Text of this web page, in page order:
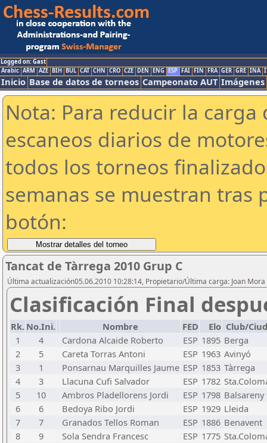
Logged on: Gast
Arabic ARM AZE BIH BUL CAT CHN CRO CZE DEN ENG ESP FAI FIN FRA GER GRE INA
Inicio Base de datos de torneos Campeonato AUT Imágenes
Nota: Para reducir la
escaneos diarios de
todos los torneos
semanas se muestran tras
botón:
Tancat de Tàrrega 2010 Grup C
Última actualización05.06.2010 10:28:14, Propietario/Última carga: Joan
Clasificación Final
Rk. No.Ini. Nombre FED Elo Club/
1
4 Cardona Alcaide Roberto ESP 1895 Berga
2
5 Careta Torras Antoni ESP 1963 Avinyó
3
1 Ponsarnau Marquilles Jaume ESP 1853 Tàrrega
4
3 Llacuna Cufi Salvador ESP 1782
5
10 Ambros Pladellorens Jordi ESP 1798 Balsareny
6
6 Bedoya Ribo Jordi ESP 1929 Lleida
7
7 Granados Tellos Roman ESP 1886 Benavent
8
9 Sola Sendra Francesc ESP 1775